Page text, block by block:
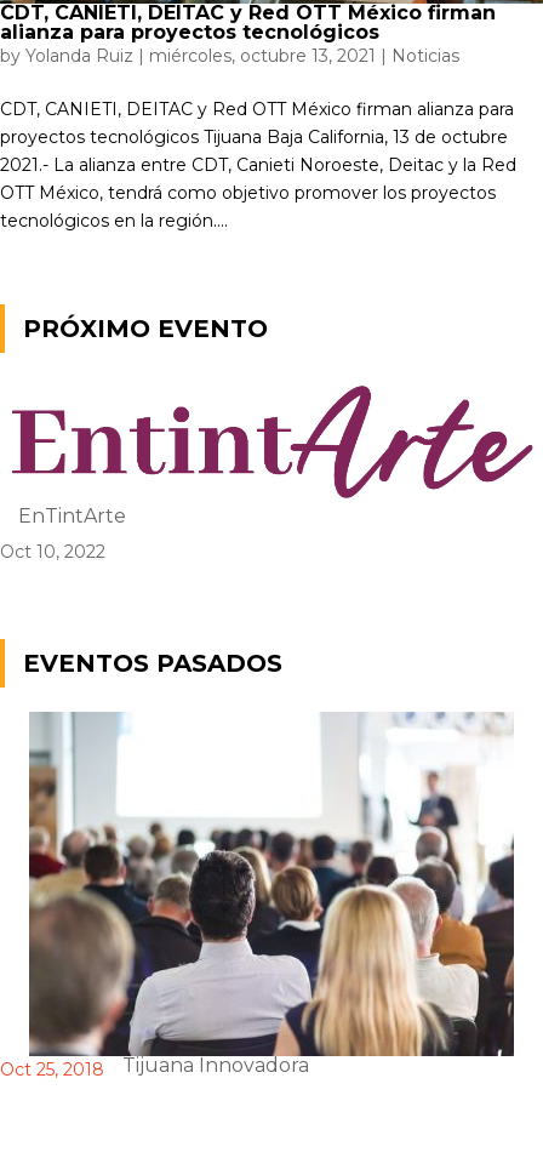
CDT, CANIETI, DEITAC y Red OTT México firman
alianza para proyectos tecnológicos
by Yolanda Ruiz | miércoles, octubre 13, 2021 | Noticias
CDT, CANIETI, DEITAC y Red OTT México firman alianza para
proyectos tecnológicos Tijuana Baja California, 13 de octubre
2021.- La alianza entre CDT, Canieti Noroeste, Deitac y la Red
OTT México, tendrá como objetivo promover los proyectos
tecnológicos en la región....
PRÓXIMO EVENTO
EnTintArte
Oct 10, 2022
EVENTOS PASADOS
Tijuana Innovadora
Oct 25, 2018